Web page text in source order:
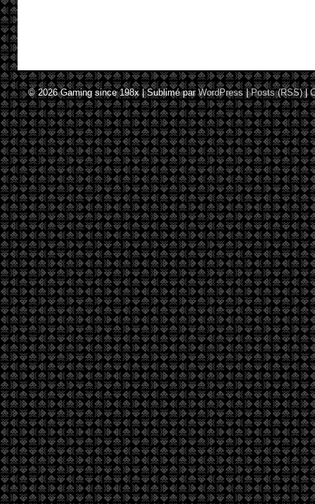
© 2026Gaming since 198x|Sublimé parWordPress |Posts (RSS)|